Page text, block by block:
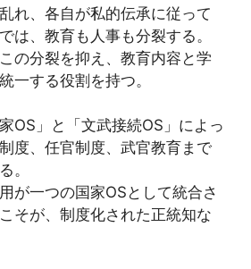
れ、各自が私的伝承に従って
は、教育も人事も分裂する。
の分裂を抑え、教育内容と学
一する役割を持つ。
OS」と「文武接続OS」によっ
度、任官制度、武官教育まで
。
が一つの国家OSとして統合さ
そが、制度化された正統知な